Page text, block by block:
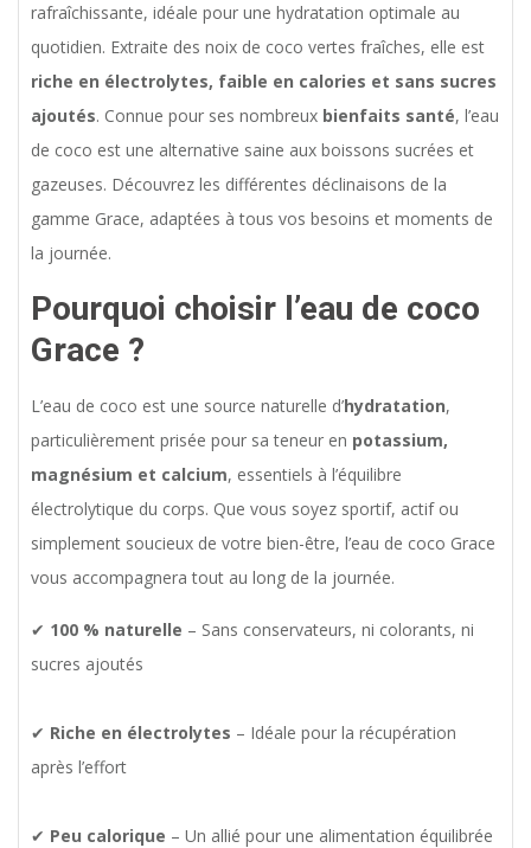
rafraîchissante, idéale pour une hydratation optimale au
quotidien. Extraite des noix de coco vertes fraîches, elle est
riche en électrolytes, faible en calories et sans sucres
ajoutés. Connue pour ses nombreux bienfaits santé, l’eau
de coco est une alternative saine aux boissons sucrées et
gazeuses. Découvrez les différentes déclinaisons de la
gamme Grace, adaptées à tous vos besoins et moments de
la journée.
Pourquoi choisir l’eau de coco
Grace ?
L’eau de coco est une source naturelle d’hydratation,
particulièrement prisée pour sa teneur en potassium,
magnésium et calcium, essentiels à l’équilibre
électrolytique du corps. Que vous soyez sportif, actif ou
simplement soucieux de votre bien-être, l’eau de coco Grace
vous accompagnera tout au long de la journée.
✔ 100 % naturelle – Sans conservateurs, ni colorants, ni
sucres ajoutés
✔ Riche en électrolytes – Idéale pour la récupération
après l’effort
✔ Peu calorique – Un allié pour une alimentation équilibrée